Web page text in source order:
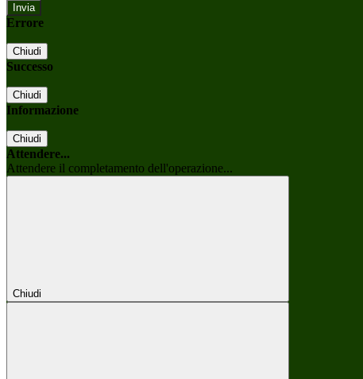
Errore
Chiudi
Successo
Chiudi
Informazione
Chiudi
Attendere...
Attendere il completamento dell'operazione...
Chiudi